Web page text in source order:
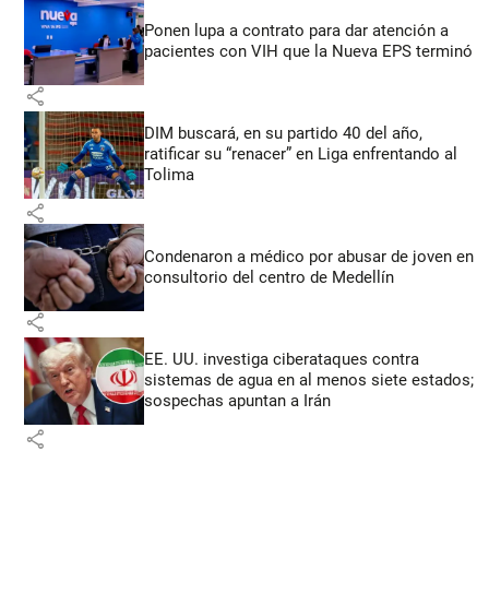
Ponen lupa a contrato para dar atención a
pacientes con VIH que la Nueva EPS terminó
share
DIM buscará, en su partido 40 del año,
ratificar su “renacer” en Liga enfrentando al
Tolima
share
Condenaron a médico por abusar de joven en
consultorio del centro de Medellín
share
EE. UU. investiga ciberataques contra
sistemas de agua en al menos siete estados;
sospechas apuntan a Irán
share